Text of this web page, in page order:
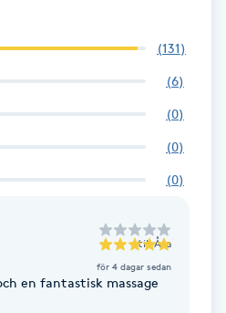
(131)
(6)
(0)
(0)
(0)
till Åsa
för 4 dagar sedan
en fantastisk massage